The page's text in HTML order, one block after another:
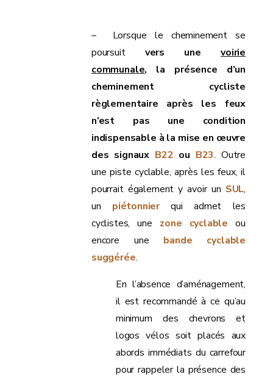
– Lorsque le cheminement se
poursuit vers unevoirie
communale, la présence d’un
cheminement cycliste
règlementaire après les feux
n’est pas une condition
indispensable à la mise en œuvre
des signaux B22 ou B23. Outre
une piste cyclable, après les feux, il
pourrait également y avoir un SUL,
un piétonnierqui admet les
cyclistes, une zone cyclable ou
encore une bande cyclable
suggérée.
En l’absence d’aménagement,
il est recommandé à ce qu’au
minimum des chevrons et
logos vélos soit placés aux
abords immédiats du carrefour
pour rappeler la présence des